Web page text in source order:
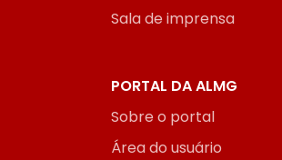
Sala de imprensa
PORTAL DA ALMG
Sobre o portal
Área do usuário